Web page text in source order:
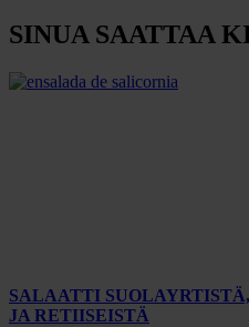
SINUA SAATTAA
SALAATTI
JA RETIISEISTÄ